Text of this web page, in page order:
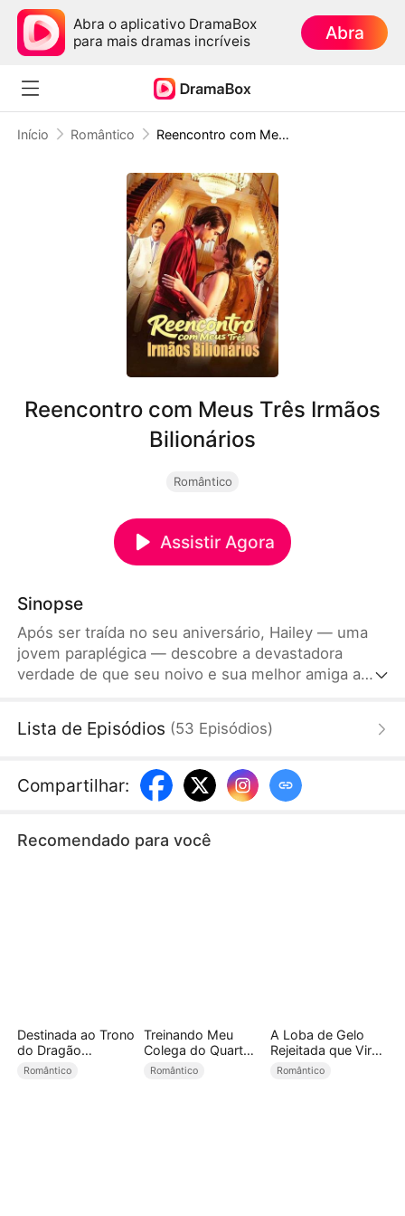
Abra o aplicativo DramaBox
para mais dramas incríveis
Abra
Início Romântico Reencontro com Meus Três Irmãos Bilionários
Reencontro com Meus Três Irmãos
Bilionários
Romântico
Assistir Agora
Sinopse
Após ser traída no seu aniversário, Hailey — uma
jovem paraplégica — descobre a devastadora
verdade de que seu noivo e sua melhor amiga a
três irmãos bilionários aparecem, afirmando que ela
suas verdadeiras identidades surgem, Hailey está
pronta para dar uma lição naqueles que um dia a
Lista de Episódios (53 Episódios)
Compartilhar:
Recomendado para você
Destinada ao Trono
do Dragão
(Dublado)
Romântico
Treinando Meu
Colega do Quarto
Bad Boy (Dublado)
Romântico
A Loba de Gelo
Rejeitada que Virou
Rainha dos
Romântico